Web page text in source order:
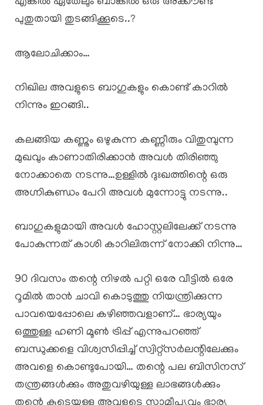
പുതുതായി തുടങ്ങിക്കൂടെ..?
ആലോചിക്കാം…
നിഖില അവളുടെ ബാഗുകളും കൊണ്ട് കാറിൽ
നിന്നും ഇറങ്ങി..
കലങ്ങിയ കണ്ണും ഒഴുകുന്ന കണ്ണീരും വിതുമ്പുന്ന
മുഖവും കാണാതിരിക്കാൻ അവൾ തിരിഞ്ഞു
നോക്കാതെ നടന്നു…ഉള്ളിൽ ദുഃഖത്തിന്റെ ഒരു
അഗ്നികുണ്ഡം പേറി അവൾ മുന്നോട്ടു നടന്നു..
ബാഗുകളുമായി അവൾ ഹോസ്റ്റലിലേക്ക് നടന്നു
പോകുന്നത് കാശി കാറിലിരുന്ന് നോക്കി നിന്നു…
90 ദിവസം തന്റെ നിഴൽ പറ്റി ഒരേ വീട്ടിൽ ഒരേ
റൂമിൽ താൻ ചാവി കൊടുത്തു നിയന്ത്രിക്കുന്ന
പാവയെപ്പോലെ കഴിഞ്ഞവളാണ്… ഭാര്യയും
ഒത്തുള്ള ഹണി മൂൺ ട്രിപ്പ് എന്നുപറഞ്ഞ്
ബന്ധുക്കളെ വിശ്വസിപ്പിച്ച് സ്വിറ്റ്സർലന്റിലേക്കും
അവളെ കൊണ്ടുപോയി… തന്റെ പല ബിസിനസ്
തന്ത്രങ്ങൾക്കും അതുവഴിയുള്ള ലാഭങ്ങൾക്കും